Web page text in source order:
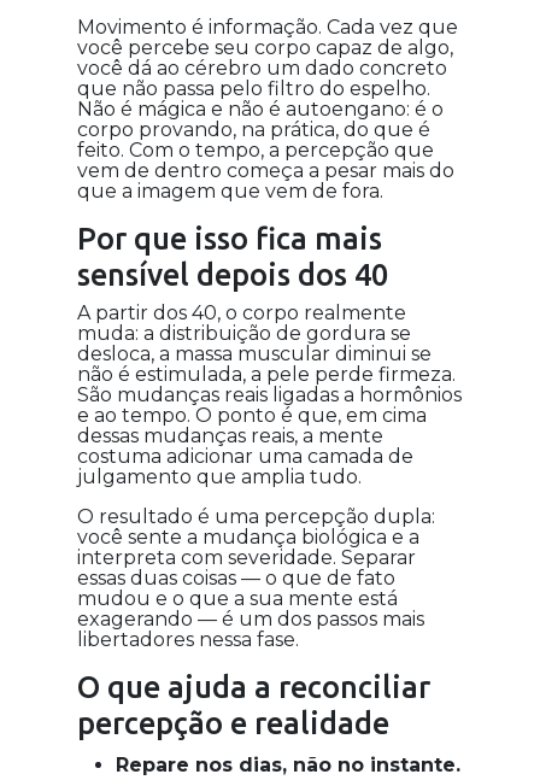
Movimento é informação. Cada vez que
você percebe seu corpo capaz de algo,
você dá ao cérebro um dado concreto
que não passa pelo filtro do espelho.
Não é mágica e não é autoengano: é o
corpo provando, na prática, do que é
feito. Com o tempo, a percepção que
vem de dentro começa a pesar mais do
que a imagem que vem de fora.
Por que isso fica mais
sensível depois dos 40
A partir dos 40, o corpo realmente
muda: a distribuição de gordura se
desloca, a massa muscular diminui se
não é estimulada, a pele perde firmeza.
São mudanças reais ligadas a hormônios
e ao tempo. O ponto é que, em cima
dessas mudanças reais, a mente
costuma adicionar uma camada de
julgamento que amplia tudo.
O resultado é uma percepção dupla:
você sente a mudança biológica e a
interpreta com severidade. Separar
essas duas coisas — o que de fato
mudou e o que a sua mente está
exagerando — é um dos passos mais
libertadores nessa fase.
O que ajuda a reconciliar
percepção e realidade
Repare nos dias, não no instante.